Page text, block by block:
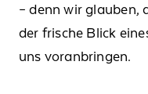
– denn wir glauben,
der frische Blick
uns voranbringen.